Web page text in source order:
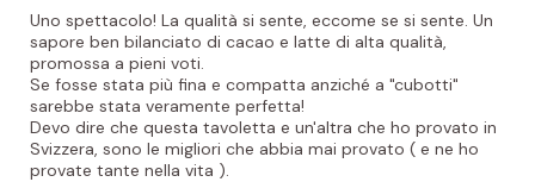
Uno spettacolo! La qualità si sente, eccome se si sente. Un
sapore ben bilanciato di cacao e latte di alta qualità,
promossa a pieni voti.
Se fosse stata più fina e compatta anziché a "cubotti"
sarebbe stata veramente perfetta!
Devo dire che questa tavoletta e un'altra che ho provato in
Svizzera, sono le migliori che abbia mai provato ( e ne ho
provate tante nella vita ).